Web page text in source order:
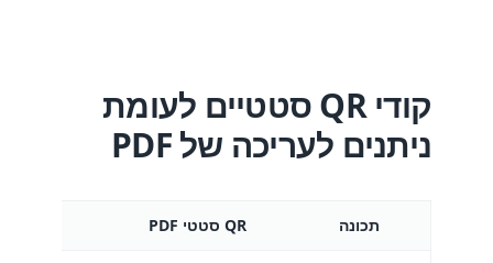
קודי QR סטטיים לעומת
ניתנים לעריכה של PDF
תכונה QR סטטי PDF